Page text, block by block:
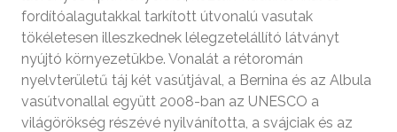
fordítóalagutakkal tarkított útvonalú vasutak
tökéletesen illeszkednek lélegzetelállító látványt
nyújtó környezetükbe. Vonalát a rétoromán
nyelvterületű táj két vasútjával, a Bernina és az Albula
vasútvonallal együtt 2008-ban az UNESCO a
világörökség részévé nyilvánította, a svájciak és az